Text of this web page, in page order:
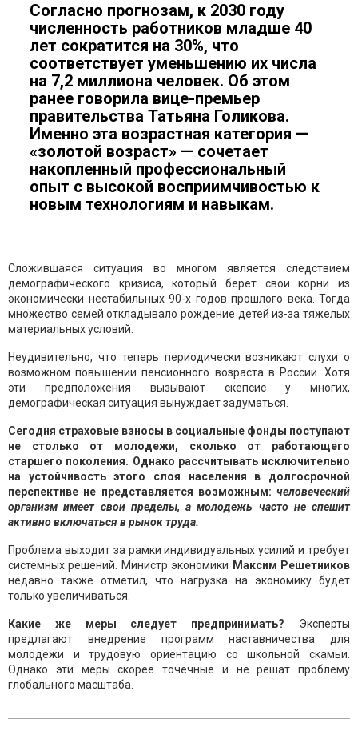
Согласно прогнозам, к 2030 году
численность работников младше 40
лет сократится на 30%, что
соответствует уменьшению их числа
на 7,2 миллиона человек. Об этом
ранее говорила вице-премьер
правительства Татьяна Голикова.
Именно эта возрастная категория —
«золотой возраст» — сочетает
накопленный профессиональный
опыт с высокой восприимчивостью к
новым технологиям и навыкам.
Сложившаяся ситуация во многом является следствием
демографического кризиса, который берет свои корни из
экономически нестабильных 90-х годов прошлого века. Тогда
множество семей откладывало рождение детей из-за тяжелых
материальных условий.
Неудивительно, что теперь периодически возникают слухи о
возможном повышении пенсионного возраста в России. Хотя
эти предположения вызывают скепсис у многих,
демографическая ситуация вынуждает задуматься.
Сегодня страховые взносы в социальные фонды поступают
не столько от молодежи, сколько от работающего
старшего поколения. Однако рассчитывать исключительно
на устойчивость этого слоя населения в долгосрочной
перспективе не представляется возможным: человеческий
организм имеет свои пределы, а молодежь часто не спешит
активно включаться в рынок труда.
Проблема выходит за рамки индивидуальных усилий и требует
системных решений. Министр экономики Максим Решетников
недавно также отметил, что нагрузка на экономику будет
только увеличиваться.
Какие же меры следует предпринимать? Эксперты
предлагают внедрение программ наставничества для
молодежи и трудовую ориентацию со школьной скамьи.
Однако эти меры скорее точечные и не решат проблему
глобального масштаба.